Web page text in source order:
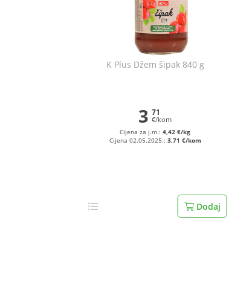
K Plus Džem šipak 840 g
3 71
€/kom
Cijena za j.m.:4,42 €/kg
Cijena 02.05.2025.: 3,71 €/kom
Dodaj